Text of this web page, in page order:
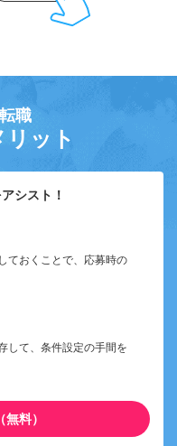
職
ット
シスト！
ておくことで、応募時の
して、条件設定の手間を
料）